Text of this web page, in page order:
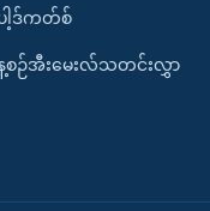
ါ့ဒ်ကတ်စ်
စဉ်အီးမေးလ်သတင်းလွှာ